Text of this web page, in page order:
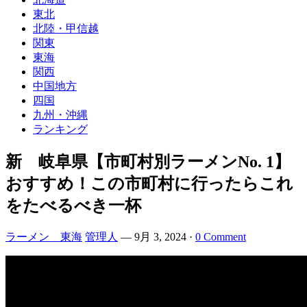
東北
北陸・甲信越
関東
東海
関西
中国地方
四国
九州・沖縄
ランキング
新 岐阜県【市町村別ラーメンNo. 1】
おすすめ！この市町村に行ったらこれ
をたべるべき一杯
ラーメン 東海 管理人 — 9月 3, 2024 · 0 Comment